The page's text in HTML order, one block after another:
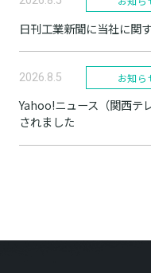
日刊工業新聞に当社に関
2026.8.5 お知ら
Yahoo!ニュース（関西テ
されました